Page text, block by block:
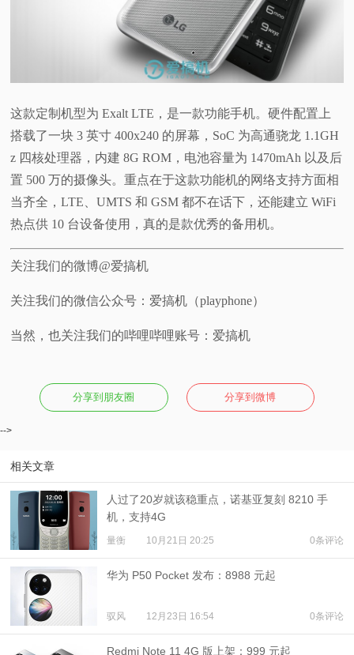
这款定制机型为 Exalt LTE，是一款功能手机。硬件配置上
搭载了一块 3 英寸 400x240 的屏幕，SoC 为高通骁龙 1.1GH
z 四核处理器，内建 8G ROM，电池容量为 1470mAh 以及后
置 500 万的摄像头。重点在于这款功能机的网络支持方面相
当齐全，LTE、UMTS 和 GSM 都不在话下，还能建立 WiFi
热点供 10 台设备使用，真的是款优秀的备用机。
关注我们的微博@爱搞机
关注我们的微信公众号：爱搞机（playphone）
当然，也关注我们的哔哩哔哩账号：爱搞机
分享到朋友圈 分享到微博
-->
相关文章
人过了20岁就该稳重点，诺基亚复刻 8210 手
机，支持4G
量衡 10月21日 20:25 0条评论
华为 P50 Pocket 发布：8988 元起
驭风 12月23日 16:54 0条评论
Redmi Note 11 4G 版上架：999 元起